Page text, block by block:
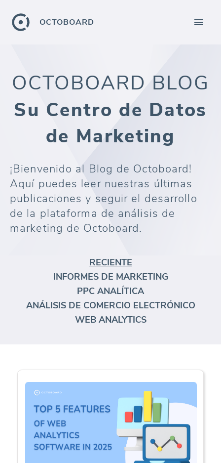
OCTOBOARD
OCTOBOARD BLOG
Su Centro de Datos
de Marketing
¡Bienvenido al Blog de Octoboard!
Aquí puedes leer nuestras últimas
publicaciones y seguir el desarrollo
de la plataforma de análisis de
marketing de Octoboard.
RECIENTE
INFORMES DE MARKETING
PPC ANALÍTICA
ANÁLISIS DE COMERCIO ELECTRÓNICO
WEB ANALYTICS